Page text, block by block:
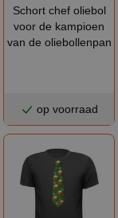
Schort chef oliebol
voor de kampioen
van de oliebollenpan
op voorraad